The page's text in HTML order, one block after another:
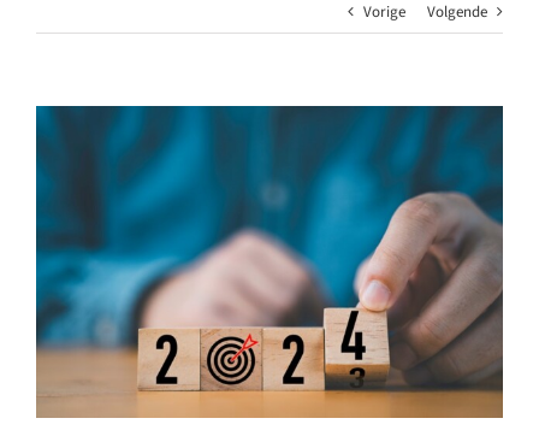
Vorige Volgende
grotere